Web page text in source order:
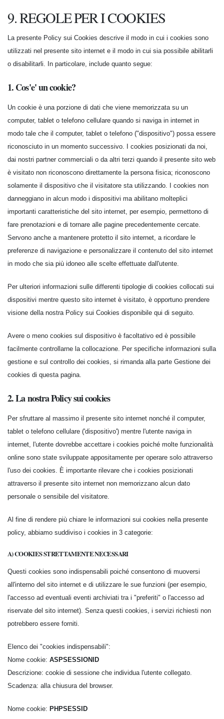
9. REGOLE PER I COOKIES
La presente Policy sui Cookies descrive il modo in cui i cookies sono
utilizzati nel presente sito internet e il modo in cui sia possibile abilitarli
o disabilitarli. In particolare, include quanto segue:
1. Cos'e' un cookie?
Un cookie è una porzione di dati che viene memorizzata su un
computer, tablet o telefono cellulare quando si naviga in internet in
modo tale che il computer, tablet o telefono ("dispositivo") possa essere
riconosciuto in un momento successivo. I cookies posizionati da noi,
dai nostri partner commerciali o da altri terzi quando il presente sito web
è visitato non riconoscono direttamente la persona fisica; riconoscono
solamente il dispositivo che il visitatore sta utilizzando. I cookies non
danneggiano in alcun modo i dispositivi ma abilitano molteplici
importanti caratteristiche del sito internet, per esempio, permettono di
fare prenotazioni e di tornare alle pagine precedentemente cercate.
Servono anche a mantenere protetto il sito internet, a ricordare le
preferenze di navigazione e personalizzare il contenuto del sito internet
in modo che sia più idoneo alle scelte effettuate dall'utente.
Per ulteriori informazioni sulle differenti tipologie di cookies collocati sui
dispositivi mentre questo sito internet è visitato, è opportuno prendere
visione della nostra Policy sui Cookies disponibile qui di seguito.
Avere o meno cookies sul dispositivo è facoltativo ed è possibile
facilmente controllarne la collocazione. Per specifiche informazioni sulla
gestione e sul controllo dei cookies, si rimanda alla parte Gestione dei
cookies di questa pagina.
2. La nostra Policy sui cookies
Per sfruttare al massimo il presente sito internet nonché il computer,
tablet o telefono cellulare ('dispositivo') mentre l'utente naviga in
internet, l'utente dovrebbe accettare i cookies poiché molte funzionalità
online sono state sviluppate appositamente per operare solo attraverso
l'uso dei cookies. È importante rilevare che i cookies posizionati
attraverso il presente sito internet non memorizzano alcun dato
personale o sensibile del visitatore.
Al fine di rendere più chiare le informazioni sui cookies nella presente
policy, abbiamo suddiviso i cookies in 3 categorie:
A) COOKIES STRETTAMENTE NECESSARI
Questi cookies sono indispensabili poiché consentono di muoversi
all'interno del sito internet e di utilizzare le sue funzioni (per esempio,
l'accesso ad eventuali eventi archiviati tra i "preferiti" o l'accesso ad
riservate del sito internet). Senza questi cookies, i servizi richiesti non
potrebbero essere forniti.
Elenco dei "cookies indispensabili":
Nome cookie: ASPSESSIONID
Descrizione: cookie di sessione che individua l'utente collegato.
Scadenza: alla chiusura del browser.
Nome cookie: PHPSESSID